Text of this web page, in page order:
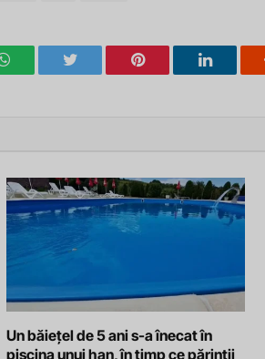
WhatsAppTwitter Pinterest LinkedIn
Un băiețel de 5 ani s-a înecat în
piscina unui han, în timp ce părinții